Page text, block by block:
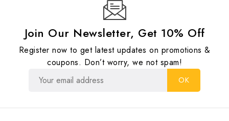
Join Our Newsletter, Get 10% Off
Register now to get latest updates on promotions &
coupons. Don’t worry, we not spam!